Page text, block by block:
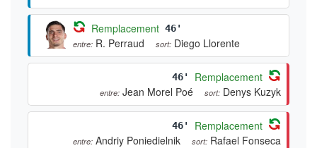
Remplacement 46'
entre: R. Perraud sort: Diego Llorente
46' Remplacement
entre: Jean Morel Poé sort: Denys Kuzyk
46' Remplacement
entre: Andriy Poniedielnik sort: Rafael Fonseca